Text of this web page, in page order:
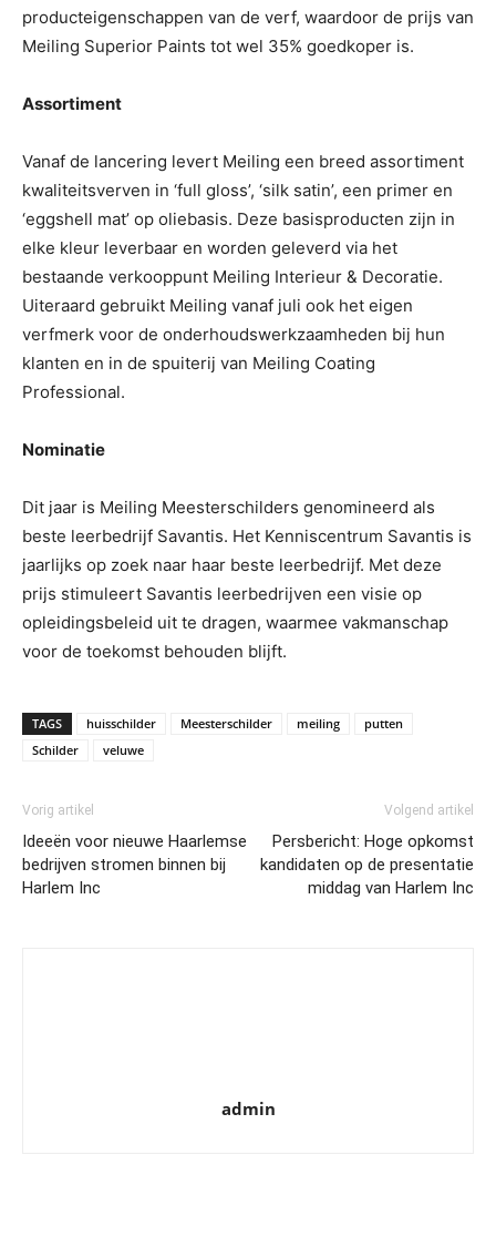
producteigenschappen van de verf, waardoor de prijs van
Meiling Superior Paints tot wel 35% goedkoper is.
Assortiment
Vanaf de lancering levert Meiling een breed assortiment
kwaliteitsverven in ‘full gloss’, ‘silk satin’, een primer en
‘eggshell mat’ op oliebasis. Deze basisproducten zijn in
elke kleur leverbaar en worden geleverd via het
bestaande verkooppunt Meiling Interieur & Decoratie.
Uiteraard gebruikt Meiling vanaf juli ook het eigen
verfmerk voor de onderhoudswerkzaamheden bij hun
klanten en in de spuiterij van Meiling Coating
Professional.
Nominatie
Dit jaar is Meiling Meesterschilders genomineerd als
beste leerbedrijf Savantis. Het Kenniscentrum Savantis is
jaarlijks op zoek naar haar beste leerbedrijf. Met deze
prijs stimuleert Savantis leerbedrijven een visie op
opleidingsbeleid uit te dragen, waarmee vakmanschap
voor de toekomst behouden blijft.
TAGS huisschilder Meesterschilder meiling
putten
Schilder
veluwe
Vorig artikel
Ideeën voor nieuwe Haarlemse
bedrijven stromen binnen bij
Harlem Inc
Volgend artikel
Persbericht: Hoge opkomst
kandidaten op de presentatie
middag van Harlem Inc
admin